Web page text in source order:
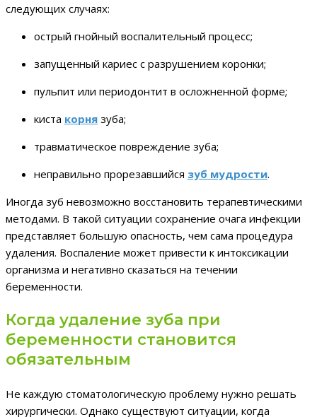
следующих случаях:
острый гнойный воспалительный процесс;
запущенный кариес с разрушением коронки;
пульпит или периодонтит в осложненной форме;
киста корня зуба;
травматическое повреждение зуба;
неправильно прорезавшийся зуб мудрости.
Иногда зуб невозможно восстановить терапевтическими
методами. В такой ситуации сохранение очага инфекции
представляет большую опасность, чем сама процедура
удаления. Воспаление может привести к интоксикации
организма и негативно сказаться на течении
беременности.
Когда удаление зуба при
беременности становится
обязательным
Не каждую стоматологическую проблему нужно решать
хирургически. Однако существуют ситуации, когда